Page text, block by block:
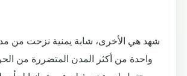
شهد هي الأخرى، شابة يمنية نزحت من
واحدة من أكثر المدن المتضررة من